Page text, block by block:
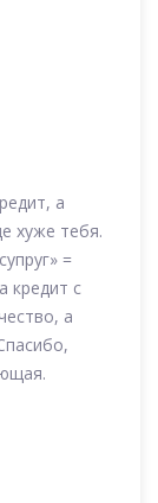
а
хуже тебя.
=
кредит с
а